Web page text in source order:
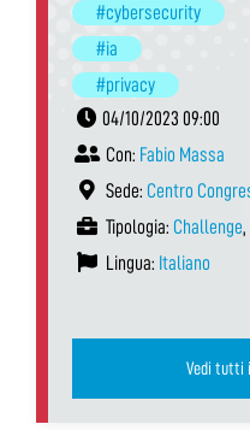
#cybersecurity
#ia
#privacy
04/10/2023 09:00
Con: Fabio Massa
Sede: Centro
Tipologia: Challenge,
Lingua: Italiano
Vedi tutti